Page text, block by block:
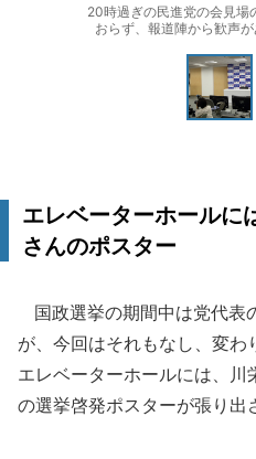
20時過ぎの民進党の会見場
おらず、報道陣から歓声が
エレベーターホールに
さんのポスター
国政選挙の期間中は党代表
が、今回はそれもなし、変
エレベーターホールには、
の選挙啓発ポスターが張り出